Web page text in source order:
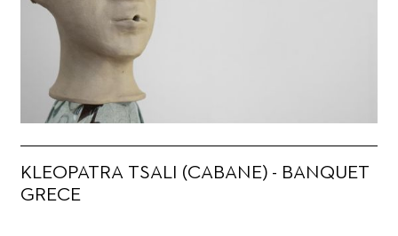
KLEOPATRA TSALI (CABANE) - BANQUET
GRECE